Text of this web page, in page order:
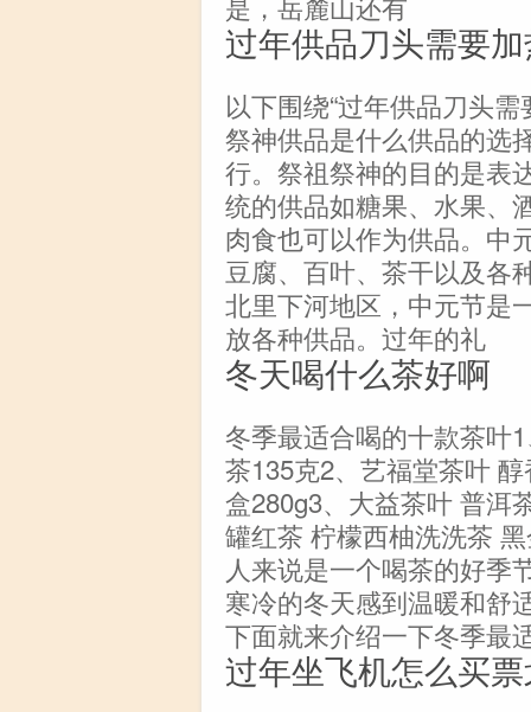
过年供品刀头需要
以下围绕“过年供品刀头
祭神供品是什么供品的选
行。祭祖祭神的目的是表
统的供品如糖果、水果、
肉食也可以作为供品。中
豆腐、百叶、茶干以及各
北里下河地区，中元节是
放各种供品。过年的礼
冬天喝什么茶好啊
冬季最适合喝的十款茶叶
茶135克2、艺福堂茶叶
盒280g3、大益茶叶 普洱
罐红茶 柠檬西柚洗洗茶
人来说是一个喝茶的好季
寒冷的冬天感到温暖和舒
下面就来介绍一下冬季最
过年坐飞机怎么买